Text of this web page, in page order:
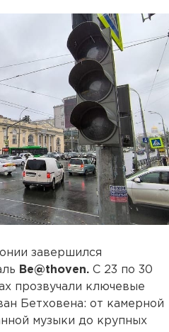
завершился
Be@thoven. С 23 по 30
прозвучали ключевые
Бетховена: от камерной
музыки до крупных